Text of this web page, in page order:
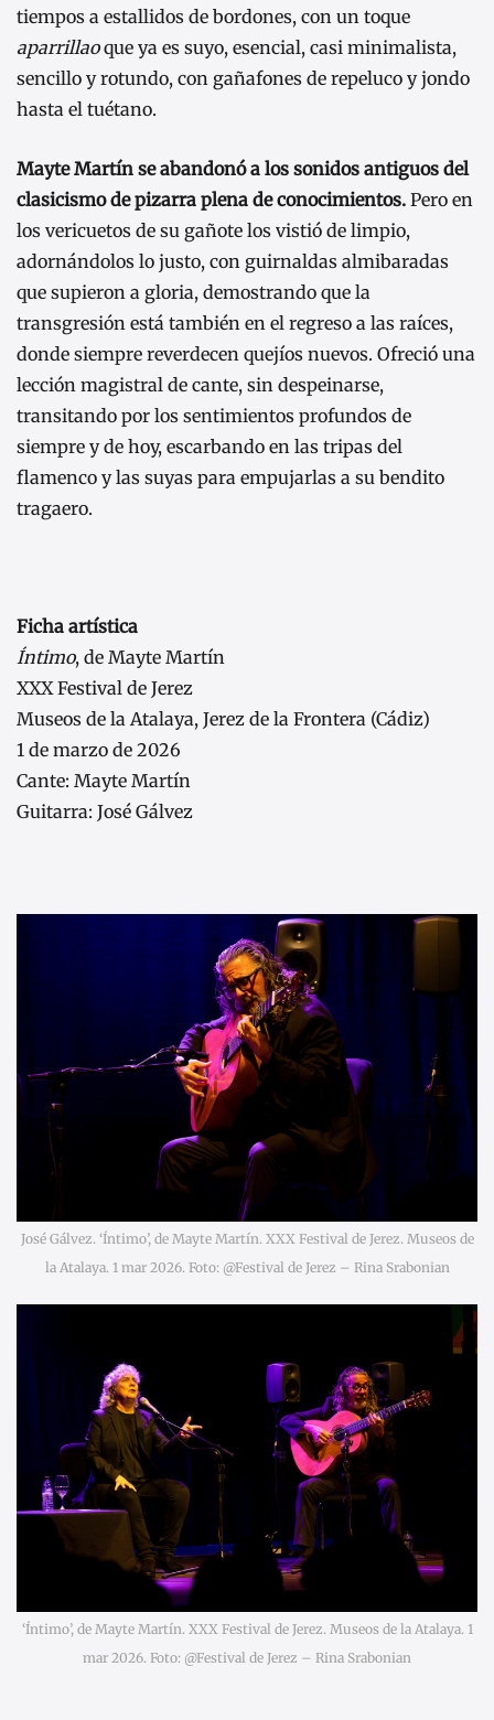
tiempos a estallidos de bordones, con un toque
aparrillaoque ya es suyo, esencial, casi minimalista,
sencillo y rotundo, con gañafones de repeluco y jondo
hasta el tuétano.
Mayte Martín se abandonó a los sonidos antiguos del
clasicismo de pizarra plena de conocimientos. Pero en
los vericuetos de su gañote los vistió de limpio,
adornándolos lo justo, con guirnaldas almibaradas
que supieron a gloria, demostrando que la
transgresión está también en el regreso a las raíces,
donde siempre reverdecen quejíos nuevos. Ofreció una
lección magistral de cante, sin despeinarse,
transitando por los sentimientos profundos de
siempre y de hoy, escarbando en las tripas del
flamenco y las suyas para empujarlas a su bendito
tragaero.
Ficha artística
Íntimo, de Mayte Martín
XXX Festival de Jerez
Museos de la Atalaya, Jerez de la Frontera (Cádiz)
1 de marzo de 2026
Cante: Mayte Martín
Guitarra: José Gálvez
José Gálvez. ‘Íntimo’, de Mayte Martín. XXX Festival de Jerez. Museos de
la Atalaya. 1 mar 2026. Foto: @Festival de Jerez – Rina Srabonian
‘Íntimo’, de Mayte Martín. XXX Festival de Jerez. Museos de la Atalaya. 1
mar 2026. Foto: @Festival de Jerez – Rina Srabonian